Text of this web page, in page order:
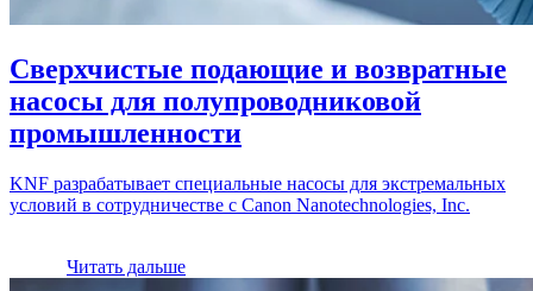
Сверхчистые подающие и возвратные
насосы для полупроводниковой
промышленности
KNF разрабатывает специальные насосы для экстремальных
условий в сотрудничестве с Canon Nanotechnologies, Inc.
Читать дальше